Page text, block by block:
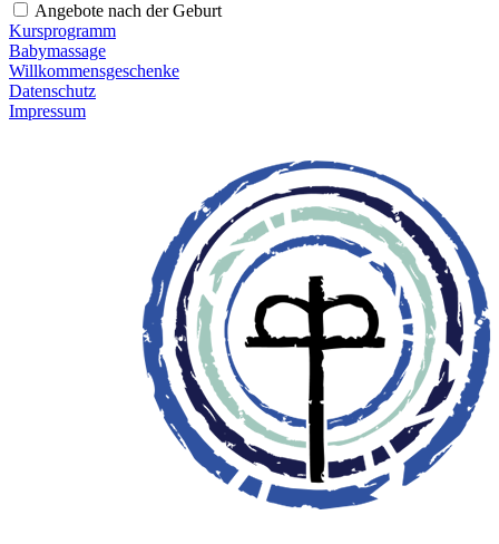
Angebote nach der Geburt
Kursprogramm
Babymassage
Willkommensgeschenke
Datenschutz
Impressum